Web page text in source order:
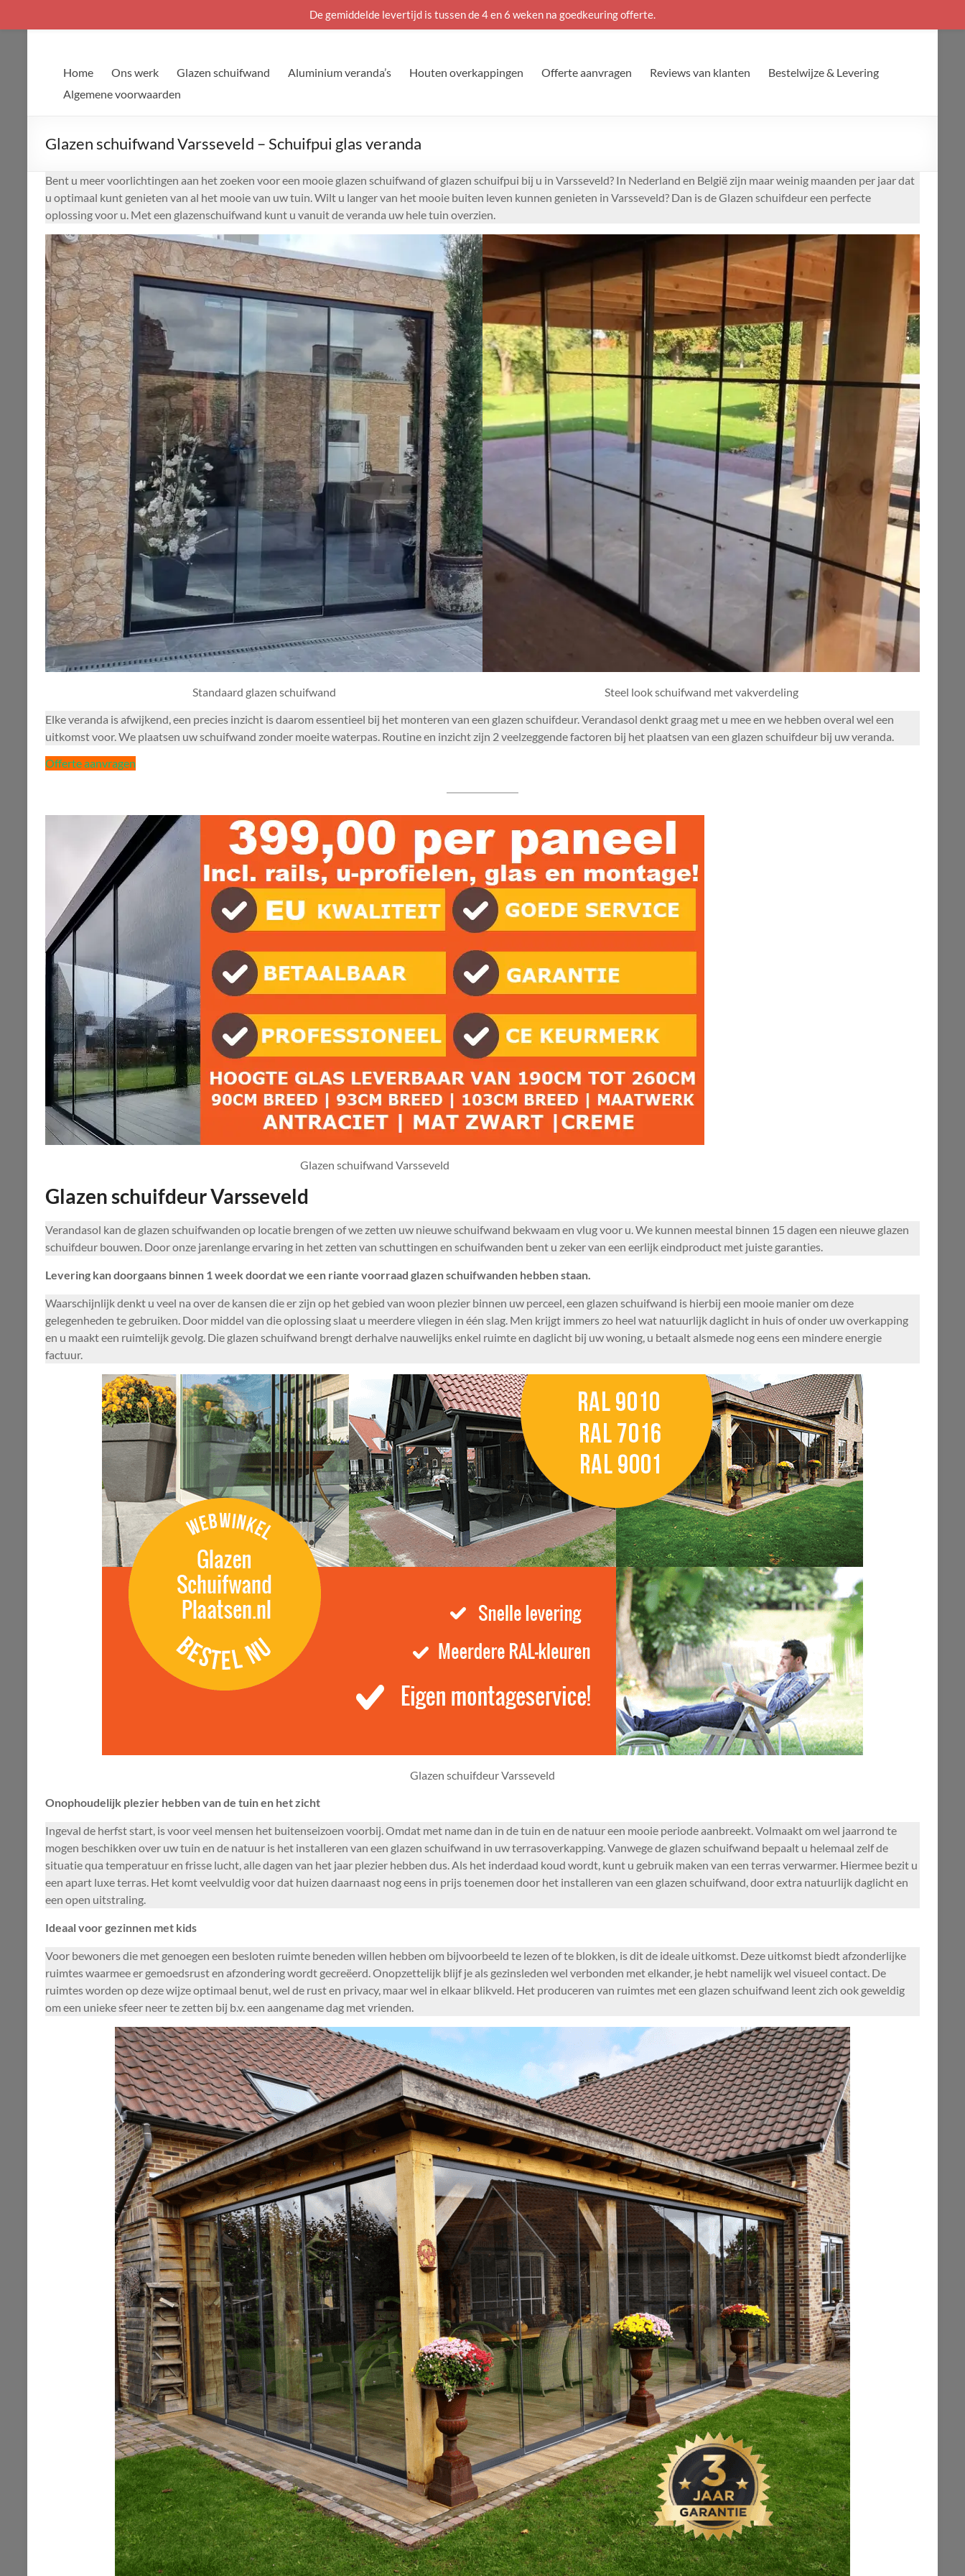
Home Ons werk Glazen schuifwand Aluminium veranda’s Houten overkappingen Offerte aanvragen Reviews van klanten
Bestelwijze & Levering
Algemene voorwaarden
Glazen schuifwand Varsseveld – Schuifpui glas veranda
Bent u meer voorlichtingen aan het zoeken voor een mooie glazen schuifwand of glazen schuifpui bij u in Varsseveld? In Nederland en België zijn maar weinig maanden per jaar dat
u optimaal kunt genieten van al het mooie van uw tuin. Wilt u langer van het mooie buiten leven kunnen genieten in Varsseveld? Dan is de Glazen schuifdeur een perfecte
oplossing voor u. Met een glazenschuifwand kunt u vanuit de veranda uw hele tuin overzien.
Standaard glazen schuifwand
Steel look schuifwand met vakverdeling
Elke veranda is afwijkend, een precies inzicht is daarom essentieel bij het monteren van een glazen schuifdeur. Verandasol denkt graag met u mee en we hebben overal wel een
uitkomst voor. We plaatsen uw schuifwand zonder moeite waterpas. Routine en inzicht zijn 2 veelzeggende factoren bij het plaatsen van een glazen schuifdeur bij uw veranda.
Offerte aanvragen
Glazen schuifwand Varsseveld
Glazen schuifdeur Varsseveld
Verandasol kan de glazen schuifwanden op locatie brengen of we zetten uw nieuwe schuifwand bekwaam en vlug voor u. We kunnen meestal binnen 15 dagen een nieuwe glazen
schuifdeur bouwen. Door onze jarenlange ervaring in het zetten van schuttingen en schuifwanden bent u zeker van een eerlijk eindproduct met juiste garanties.
Levering kan doorgaans binnen 1 week doordat we een riante voorraad glazen schuifwanden hebben staan.
Waarschijnlijk denkt u veel na over de kansen die er zijn op het gebied van woon plezier binnen uw perceel, een glazen schuifwand is hierbij een mooie manier om deze
gelegenheden te gebruiken. Door middel van die oplossing slaat u meerdere vliegen in één slag. Men krijgt immers zo heel wat natuurlijk daglicht in huis of onder uw overkapping
en u maakt een ruimtelijk gevolg. Die glazen schuifwand brengt derhalve nauwelijks enkel ruimte en daglicht bij uw woning, u betaalt alsmede nog eens een mindere energie
factuur.
Glazen schuifdeur Varsseveld
Onophoudelijk plezier hebben van de tuin en het zicht
Ingeval de herfst start, is voor veel mensen het buitenseizoen voorbij. Omdat met name dan in de tuin en de natuur een mooie periode aanbreekt. Volmaakt om wel jaarrond te
mogen beschikken over uw tuin en de natuur is het installeren van een glazen schuifwand in uw terrasoverkapping. Vanwege de glazen schuifwand bepaalt u helemaal zelf de
situatie qua temperatuur en frisse lucht, alle dagen van het jaar plezier hebben dus. Als het inderdaad koud wordt, kunt u gebruik maken van een terras verwarmer. Hiermee bezit u
een apart luxe terras. Het komt veelvuldig voor dat huizen daarnaast nog eens in prijs toenemen door het installeren van een glazen schuifwand, door extra natuurlijk daglicht en
een open uitstraling.
Ideaal voor gezinnen met kids
Voor bewoners die met genoegen een besloten ruimte beneden willen hebben om bijvoorbeeld te lezen of te blokken, is dit de ideale uitkomst. Deze uitkomst biedt afzonderlijke
ruimtes waarmee er gemoedsrust en afzondering wordt gecreëerd. Onopzettelijk blijf je als gezinsleden wel verbonden met elkander, je hebt namelijk wel visueel contact. De
ruimtes worden op deze wijze optimaal benut, wel de rust en privacy, maar wel in elkaar blikveld. Het produceren van ruimtes met een glazen schuifwand leent zich ook geweldig
om een unieke sfeer neer te zetten bij b.v. een aangename dag met vrienden.
De gemiddelde levertijd is tussen de 4 en 6 weken na goedkeuring offerte.